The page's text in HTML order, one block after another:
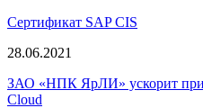
Сертификат SAP CIS
28.06.2021
ЗАО «НПК ЯрЛИ» ускорит
Cloud